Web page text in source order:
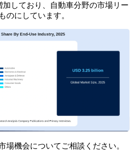
加しており、自動車分野の市場リー
のにしています。
場機会についてご相談ください。